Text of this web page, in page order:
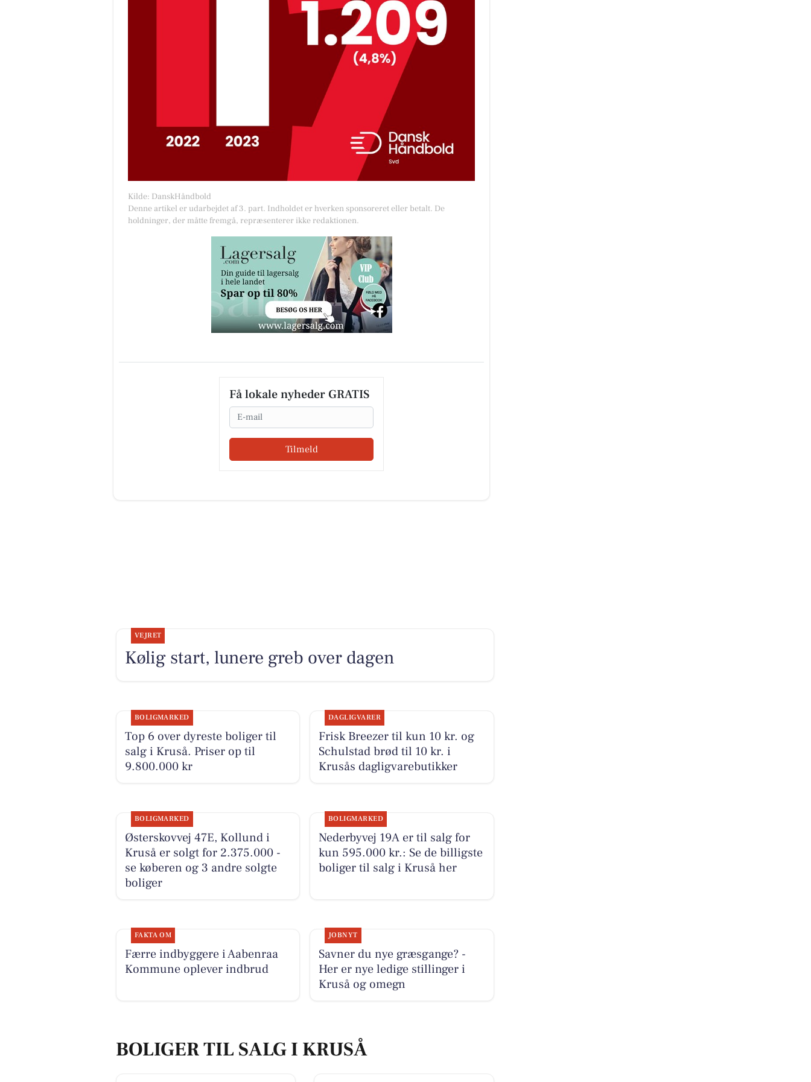
Kilde: DanskHåndbold
Denne artikel er udarbejdet af 3. part. Indholdet er hverken sponsoreret eller betalt. De
holdninger, der måtte fremgå, repræsenterer ikke redaktionen.
Få lokale nyheder GRATIS
Email
Tilmeld
VEJRET
Kølig start, lunere greb over dagen
BOLIGMARKED
Top 6 over dyreste boliger til
salg i Kruså. Priser op til
9.800.000 kr
DAGLIGVARER
Frisk Breezer til kun 10 kr. og
Schulstad brød til 10 kr. i
Krusås dagligvarebutikker
BOLIGMARKED
Østerskovvej 47E, Kollund i
Kruså er solgt for 2.375.000 -
se køberen og 3 andre solgte
boliger
BOLIGMARKED
Nederbyvej 19A er til salg for
kun 595.000 kr.: Se de billigste
boliger til salg i Kruså her
FAKTA OM
Færre indbyggere i Aabenraa
Kommune oplever indbrud
JOBNYT
Savner du nye græsgange? -
Her er nye ledige stillinger i
Kruså og omegn
BOLIGER TIL SALG I KRUSÅ